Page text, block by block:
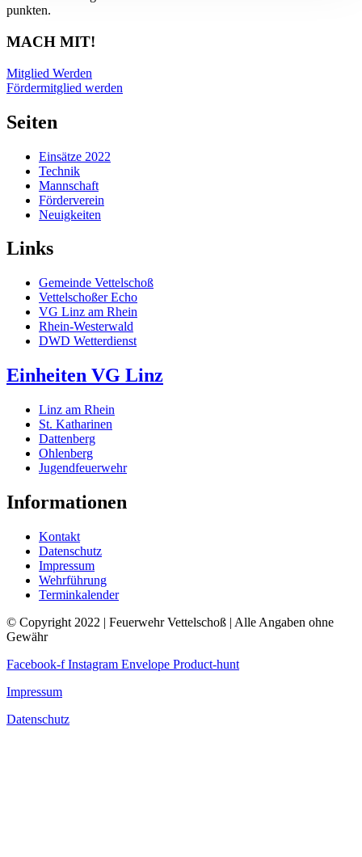
punkten.
MACH MIT!
Mitglied Werden
Fördermitglied werden
Seiten
Einsätze 2022
Technik
Mannschaft
Förderverein
Neuigkeiten
Links
Gemeinde Vettelschoß
Vettelschoßer Echo
VG Linz am Rhein
Rhein-Westerwald
DWD Wetterdienst
Einheiten VG Linz
Linz am Rhein
St. Katharinen
Dattenberg
Ohlenberg
Jugendfeuerwehr
Informationen
Kontakt
Datenschutz
Impressum
Wehrführung
Terminkalender
© Copyright 2022 | Feuerwehr Vettelschoß | Alle Angaben ohne
Gewähr
Facebook-f Instagram Envelope Product-hunt
Impressum
Datenschutz